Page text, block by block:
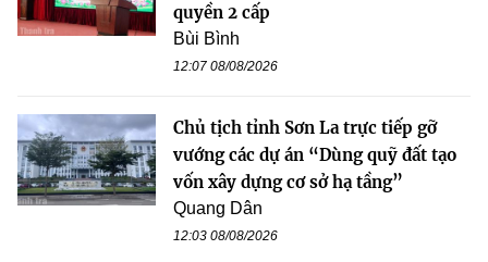
quyền 2 cấp
Bùi Bình
12:07 08/08/2026
Chủ tịch tỉnh Sơn La trực tiếp gỡ
vướng các dự án “Dùng quỹ đất tạo
vốn xây dựng cơ sở hạ tầng”
Quang Dân
12:03 08/08/2026